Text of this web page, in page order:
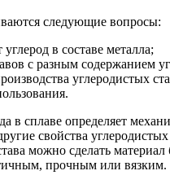
следующие вопросы:
углерод в составе металла;
с разным содержанием
углеродистых
в сплаве определяет
свойства углеродистых
можно сделать материал
прочным или вязким.